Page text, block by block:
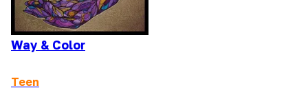
Way & Color
Teen